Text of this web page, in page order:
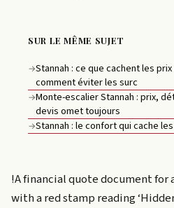
SUR LE MÊME SUJET
→Stannah : ce que cachent les
comment éviter les surc
→Monte-escalier Stannah : prix,
devis omet toujours
→Stannah : le confort qui cache
!A financial quote document
with a red stamp reading